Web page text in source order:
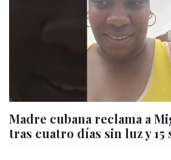
Madre cubana reclama a
tras cuatro días sin luz y 15